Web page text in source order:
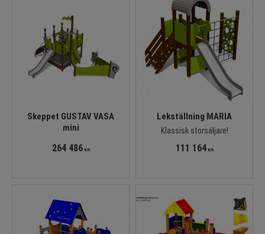
Skeppet GUSTAV VASA
mini
264 486KR
Lekställning MARIA
Klassisk storsäljare!
111 164KR